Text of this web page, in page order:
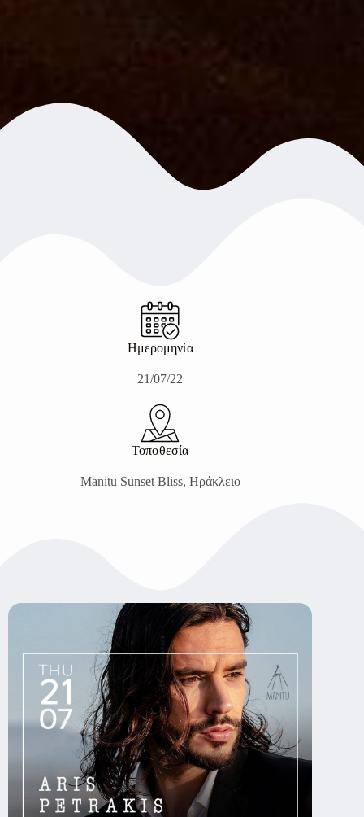
Ημερομηνία
21/07/22
Τοποθεσία
Manitu Sunset Bliss, Ηράκλειο